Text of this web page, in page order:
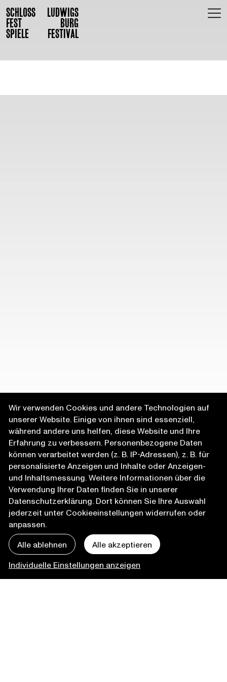
SCHLOSS
FEST
SPIELE
LUDWIGS
BURG
FESTIVAL
SCHLOSS
FEST
SPIELE
LUDWIGS
BURG
FESTIVAL
#news #kuenste #demokratie #nachhaltigkeit
#resonanz
Wir verwenden Cookies und andere Technologien auf
unserer Website. Einige von ihnen sind essenziell,
während andere uns helfen, diese Website und Ihre
Erfahrung zu verbessern. Personenbezogene Daten
können verarbeitet werden (z. B. IP-Adressen), z. B. für
personalisierte Anzeigen und Inhalte oder Anzeigen-
und Inhaltsmessung. Weitere Informationen über die
Verwendung Ihrer Daten finden Sie in unserer
Datenschutzerklärung. Dort können Sie Ihre Auswahl
jederzeit unter Cookieeinstellungen widerrufen oder
anpassen.
Alle ablehnen
Alle akzeptieren
Individuelle Einstellungen anzeigen